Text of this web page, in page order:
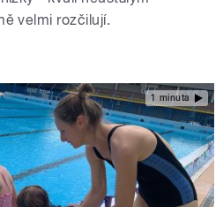
velmi rozčilují.
1 minuta